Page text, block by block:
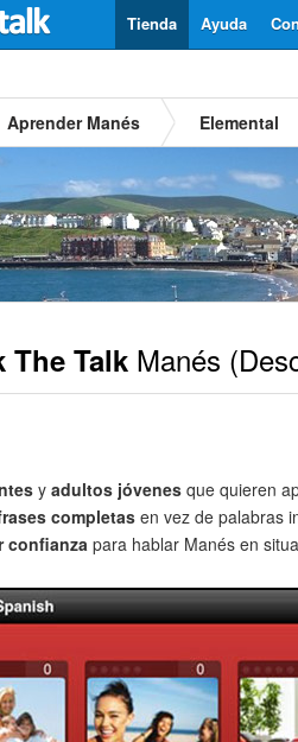
Ayuda
Tienda
Aprender Manés Elemental
The Talk Manés
y adultos jóvenes que quieren
completas en vez de palabras
confianza para hablar Manés en